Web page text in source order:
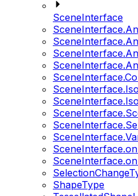
SceneInterface
ShapeType